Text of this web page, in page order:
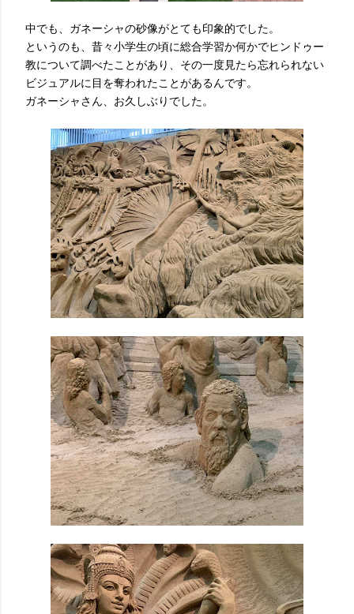
中でも、ガネーシャの砂像がとても印象的でした。
というのも、昔々小学生の頃に総合学習か何かでヒンドゥー
教について調べたことがあり、その一度見たら忘れられない
ビジュアルに目を奪われたことがあるんです。
ガネーシャさん、お久しぶりでした。